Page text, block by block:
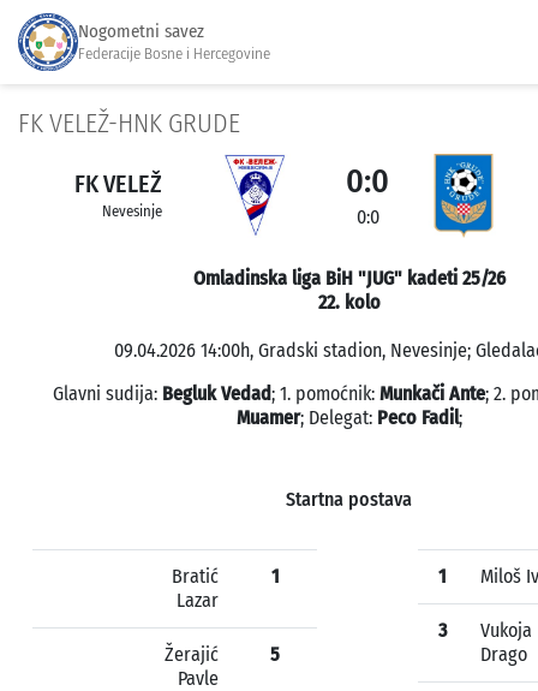
Nogometni savez
Federacije Bosne i Hercegovine
FK VELEŽ-HNK GRUDE
FK VELEŽ
Nevesinje
0:0
0:0
Omladinska liga BiH "JUG" kadeti 25/26
22. kolo
09.04.2026 14:00h, Gradski stadion, Nevesinje;
Glavni sudija: Begluk Vedad; 1. pomoćnik: Munkači Ante; 2.
Muamer; Delegat: Peco Fadil;
Startna postava
Bratić
Lazar
1
Žerajić
Pavle
5
1 Miloš
3
Vukoja
Drago